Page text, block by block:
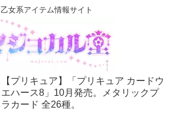
乙女系アイテム情報サイト
【プリキュア】「プリキュア カードウ
エハース8」10月発売。メタリックプ
ラカード 全26種。